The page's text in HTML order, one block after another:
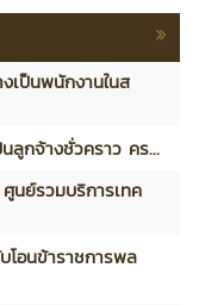
เป็นพนักงานในส
ลูกจ้างชั่วคราว คร...
นย์รวมบริการเทค
โอนข้าราชการพล